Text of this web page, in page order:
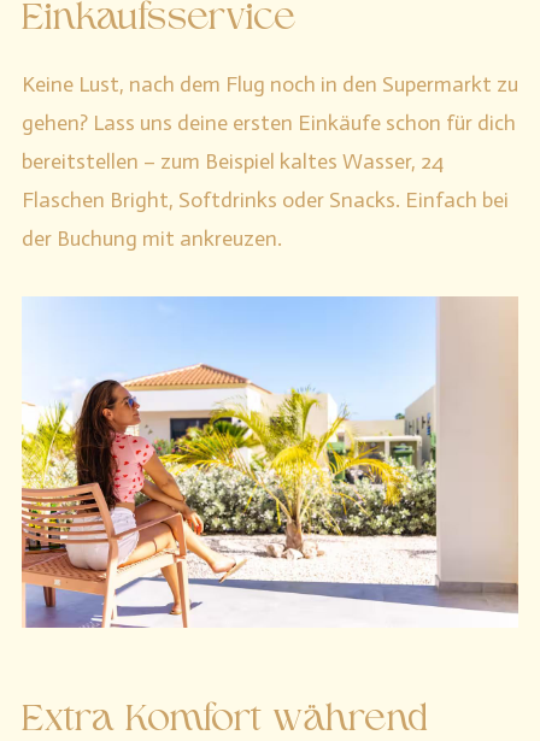
Einkaufsservice
Keine Lust, nach dem Flug noch in den Supermarkt zu
gehen? Lass uns deine ersten Einkäufe schon für dich
bereitstellen – zum Beispiel kaltes Wasser, 24
Flaschen Bright, Softdrinks oder Snacks. Einfach bei
der Buchung mit ankreuzen.
Extra Komfort während